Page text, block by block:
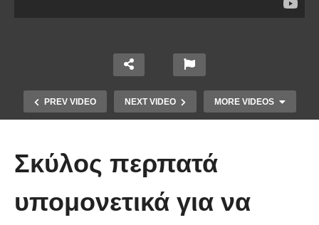
PREV VIDEO NEXT VIDEO MORE VIDEOS
Σκύλος περπατά
υπομονετικά για να